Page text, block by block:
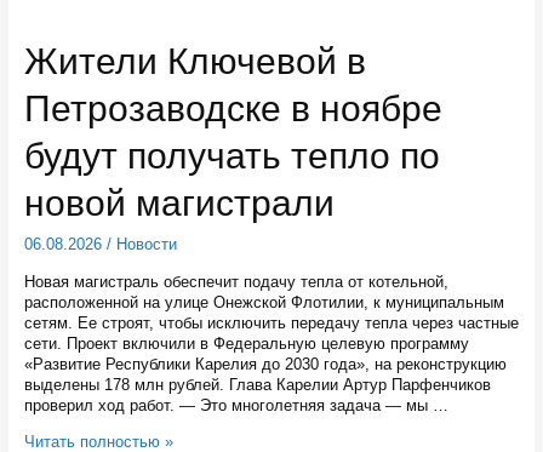
на
новом
лифте
Жители Ключевой в
Петрозаводске в ноябре
будут получать тепло по
новой магистрали
06.08.2026/ Новости
Новая магистраль обеспечит подачу тепла от котельной,
расположенной на улице Онежской Флотилии, к муниципальным
сетям. Ее строят, чтобы исключить передачу тепла через частные
сети. Проект включили в Федеральную целевую программу
«Развитие Республики Карелия до 2030 года», на реконструкцию
выделены 178 млн рублей. Глава Карелии Артур Парфенчиков
проверил ход работ. — Это многолетняя задача — мы …
Жители
Читать полностью »